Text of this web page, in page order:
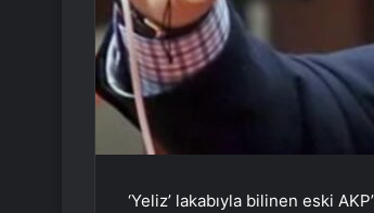
‘Yeliz’ lakabıyla bilinen eski